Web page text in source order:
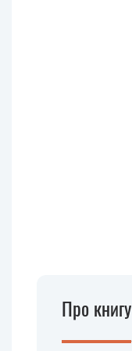
Про книгу